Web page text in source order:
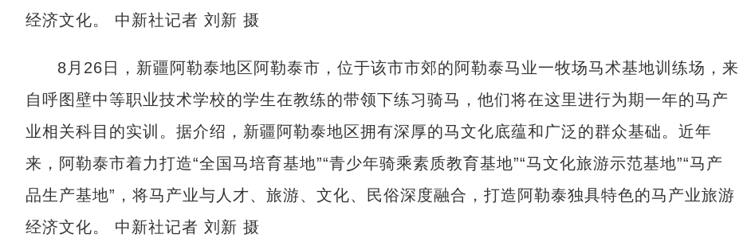
经济文化。 中新社记者 刘新 摄
8月26日，新疆阿勒泰地区阿勒泰市，位于该市市郊的阿勒泰马业一牧场马术基地训练场，来
自呼图壁中等职业技术学校的学生在教练的带领下练习骑马，他们将在这里进行为期一年的马产
业相关科目的实训。据介绍，新疆阿勒泰地区拥有深厚的马文化底蕴和广泛的群众基础。近年
来，阿勒泰市着力打造“全国马培育基地”“青少年骑乘素质教育基地”“马文化旅游示范基地”“马产
品生产基地”，将马产业与人才、旅游、文化、民俗深度融合，打造阿勒泰独具特色的马产业旅游
经济文化。 中新社记者 刘新 摄